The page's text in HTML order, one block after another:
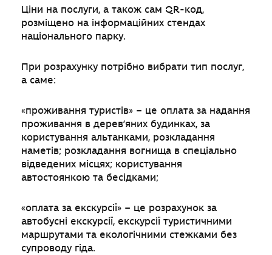
Ціни на послуги, а також сам QR-код,
розміщено на інформаційних стендах
національного парку.
При розрахунку потрібно вибрати тип послуг,
а саме:
«проживання туристів» – це оплата за надання
проживання в дерев’яних будинках, за
користування альтанками, розкладання
наметів; розкладання вогнища в спеціально
відведених місцях; користування
автостоянкою та бесідками;
«оплата за екскурсії» – це розрахунок за
автобусні екскурсії, екскурсії туристичними
маршрутами та екологічними стежками без
супроводу гіда.